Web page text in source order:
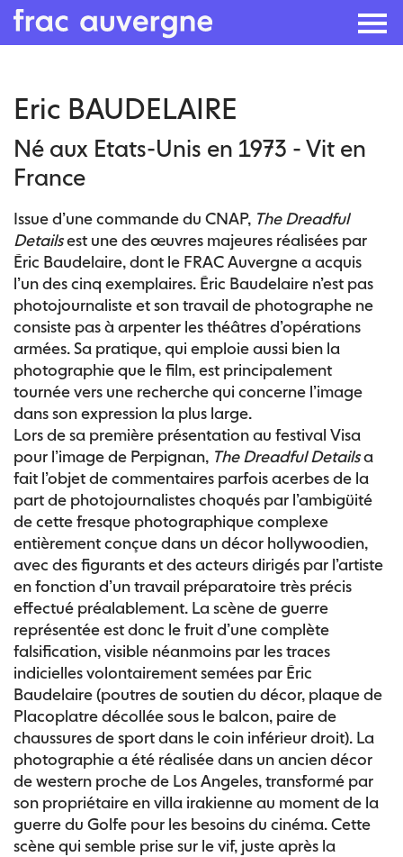
content
Eric BAUDELAIRE
Né aux Etats-Unis en 1973 - Vit en
France
Issue d’une commande du CNAP, The Dreadful
Detailsest une des œuvres majeures réalisées par
Éric Baudelaire, dont le FRAC Auvergne a acquis
l’un des cinq exemplaires. Éric Baudelaire n’est pas
photojournaliste et son travail de photographe ne
consiste pas à arpenter les théâtres d’opérations
armées. Sa pratique, qui emploie aussi bien la
photographie que le film, est principalement
tournée vers une recherche qui concerne l’image
dans son expression la plus large.
Lors de sa première présentation au festival Visa
pour l’image de Perpignan, The Dreadful Detailsa
fait l’objet de commentaires parfois acerbes de la
part de photojournalistes choqués par l’ambigüité
de cette fresque photographique complexe
entièrement conçue dans un décor hollywoodien,
avec des figurants et des acteurs dirigés par l’artiste
en fonction d’un travail préparatoire très précis
effectué préalablement. La scène de guerre
représentée est donc le fruit d’une complète
falsification, visible néanmoins par les traces
indicielles volontairement semées par Éric
Baudelaire (poutres de soutien du décor, plaque de
Placoplatre décollée sous le balcon, paire de
chaussures de sport dans le coin inférieur droit). La
photographie a été réalisée dans un ancien décor
de western proche de Los Angeles, transformé par
son propriétaire en villa irakienne au moment de la
guerre du Golfe pour les besoins du cinéma. Cette
scène qui semble prise sur le vif, juste après la